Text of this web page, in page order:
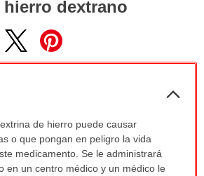
dextrano
de hierro puede causar
o que pongan en peligro la vida
medicamento. Se le administrará
en un centro médico y un médico le